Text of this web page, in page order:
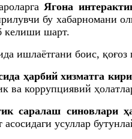
Ягона
бу хабарномани
келиши шарт.
ишлаётгани боис,
ҳарбий хизматга
ва коррупциявий
саралаш синовлари
усуллар